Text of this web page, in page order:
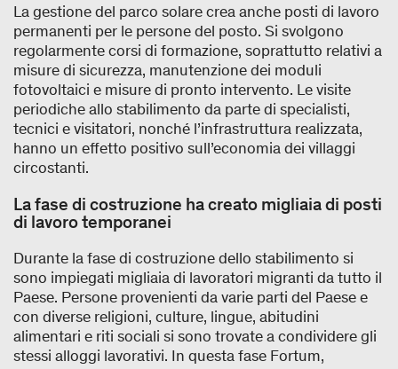
La gestione del parco solare crea anche posti di lavoro
permanenti per le persone del posto. Si svolgono
regolarmente corsi di formazione, soprattutto relativi a
misure di sicurezza, manutenzione dei moduli
fotovoltaici e misure di pronto intervento. Le visite
periodiche allo stabilimento da parte di specialisti,
tecnici e visitatori, nonché l’infrastruttura realizzata,
hanno un effetto positivo sull’economia dei villaggi
circostanti.
La fase di costruzione ha creato migliaia di posti
di lavoro temporanei
Durante la fase di costruzione dello stabilimento si
sono impiegati migliaia di lavoratori migranti da tutto il
Paese. Persone provenienti da varie parti del Paese e
con diverse religioni, culture, lingue, abitudini
alimentari e riti sociali si sono trovate a condividere gli
stessi alloggi lavorativi. In questa fase Fortum,